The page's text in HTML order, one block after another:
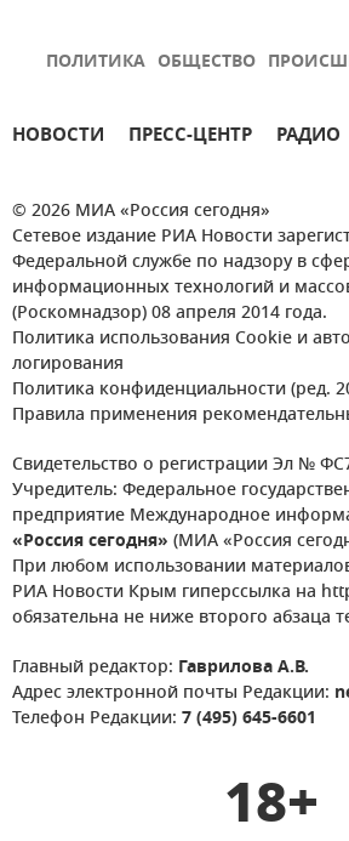
ПОЛИТИКА ОБЩЕСТВО
НОВОСТИ ПРЕСС-ЦЕНТР РАДИО
© 2026 МИА «Россия сегодня»
Сетевое издание РИА Новости
Федеральной службе по надзору в
информационных технологий и
(Роскомнадзор) 08 апреля 2014 года.
Политика использования Cookie и
логирования
Политика конфиденциальности (ред.
Правила применения
Свидетельство о регистрации Эл №
Учредитель: Федеральное
предприятие Международное
«Россия сегодня» (МИА «Россия
При любом использовании
РИА Новости Крым гиперссылка на
обязательна не ниже второго абзаца
Главный редактор: Гаврилова А.В.
Адрес электронной почты Редакции:
Телефон Редакции: 7 (495) 645-6601
18+